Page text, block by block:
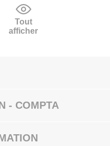
Tout
afficher
- COMPTA